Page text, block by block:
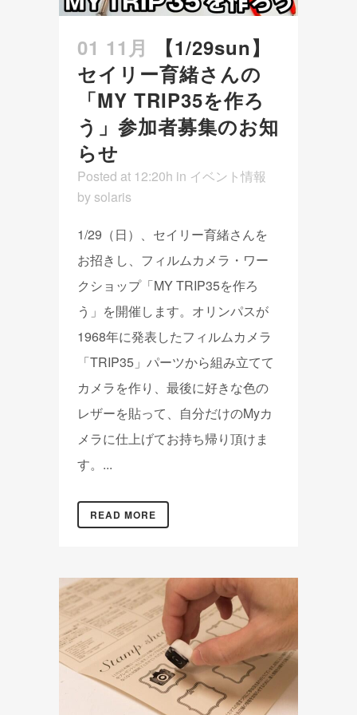
01 11月
【1/29sun】
セイリー育緒さんの
「MY TRIP35を作ろ
う」参加者募集のお知
らせ
Posted at 12:20h in イベント情報
by solaris
1/29（日）、セイリー育緒さんを
お招きし、フィルムカメラ・ワー
クショップ「MY TRIP35を作ろ
う」を開催します。オリンパスが
1968年に発表したフィルムカメラ
「TRIP35」パーツから組み立てて
カメラを作り、最後に好きな色の
レザーを貼って、自分だけのMyカ
メラに仕上げてお持ち帰り頂けま
す。...
READ MORE